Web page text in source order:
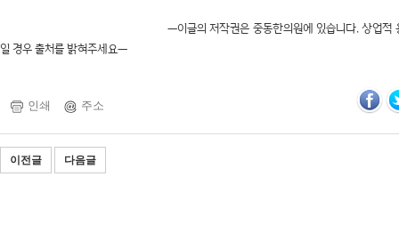
ㅡ이글의 저작권은 중동한의원에 있습니다. 상업적 용도의 사
일 경우 출처를 밝혀주세요ㅡ
인쇄 주소
이전글 다음글